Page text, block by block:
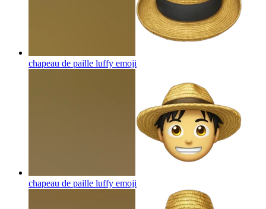
chapeau de paille luffy emoji
chapeau de paille luffy emoji